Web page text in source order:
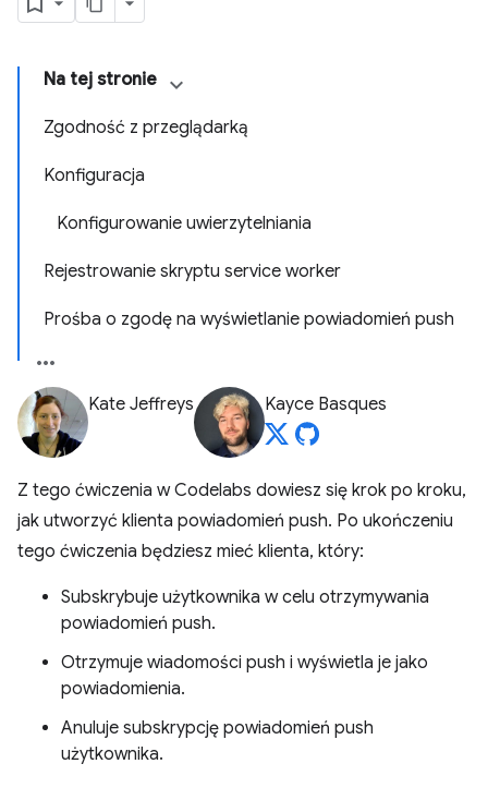
Na tej stronie
Zgodność z przeglądarką
Konfiguracja
Konfigurowanie uwierzytelniania
Rejestrowanie skryptu service worker
Prośba o zgodę na wyświetlanie powiadomień push
Kate Jeffreys Kayce Basques
Z tego ćwiczenia w Codelabs dowiesz się krok po kroku,
jak utworzyć klienta powiadomień push. Po ukończeniu
tego ćwiczenia będziesz mieć klienta, który:
Subskrybuje użytkownika w celu otrzymywania
powiadomień push.
Otrzymuje wiadomości push i wyświetla je jako
powiadomienia.
Anuluje subskrypcję powiadomień push
użytkownika.